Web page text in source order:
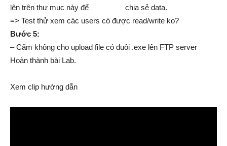
lên trên thư mục này để chia sẻ data.
=> Test thử xem các users có được read/write ko?
Bước 5:
– Cấm không cho upload file có đuôi .exe lên FTP server
Hoàn thành bài Lab.
Xem clip hướng dẫn